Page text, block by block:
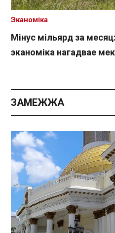
Мінус мільярд за
эканоміка нагадвае
Эканоміка
ЗАМЕЖЖА